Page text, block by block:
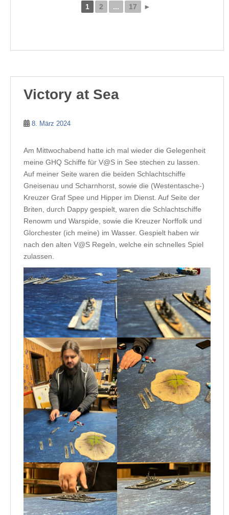
1 2 ... 17 ►
Victory at Sea
8. März 2024
Am Mittwochabend hatte ich mal wieder die Gelegenheit
meine GHQ Schiffe für V@S in See stechen zu lassen.
Auf meiner Seite waren die beiden Schlachtschiffe
Gneisenau und Scharnhorst, sowie die (Westentasche-)
Kreuzer Graf Spee und Hipper im Dienst. Auf Seite der
Briten, durch Dappy gespielt, waren die Schlachtschiffe
Renowm und Warspide, sowie die Kreuzer Norffolk und
Glorchester (ich meine) im Wasser. Gespielt haben wir
nach den alten V@S Regeln, welche ein schnelles Spiel
zulassen.